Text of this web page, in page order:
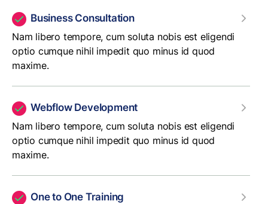
Business Consultation
Nam libero tempore, cum soluta nobis est eligendi
optio cumque nihil impedit quo minus id quod
maxime.
Webflow Development
Nam libero tempore, cum soluta nobis est eligendi
optio cumque nihil impedit quo minus id quod
maxime.
One to One Training